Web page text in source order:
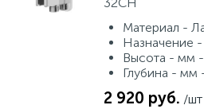
Материал -
Назначение
Высота - мм
Глубина - мм
2 920 руб. /шт